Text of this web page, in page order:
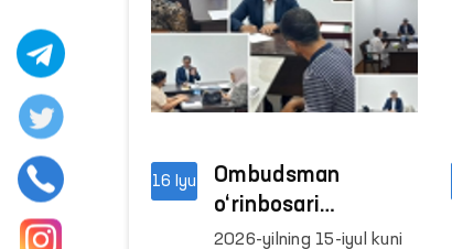
va mehnat shartnomasi
bekor qilinganda to‘lanishi
lozim bo‘lgan hisob-kitob
mablag‘lari to‘lab
16 Iyu
Ombudsman
o‘rinbosari
fuqarolar qabulini
2026-yilning 15-iyul kuni